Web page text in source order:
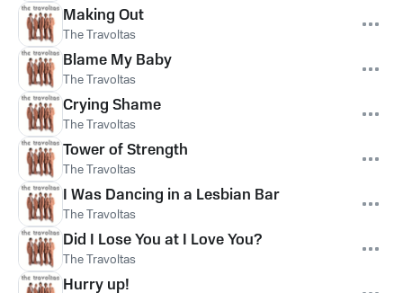
Making Out
The Travoltas
Blame My Baby
The Travoltas
Crying Shame
The Travoltas
Tower of Strength
The Travoltas
I Was Dancing in a Lesbian Bar
The Travoltas
Did I Lose You at I Love You?
The Travoltas
Hurry up!